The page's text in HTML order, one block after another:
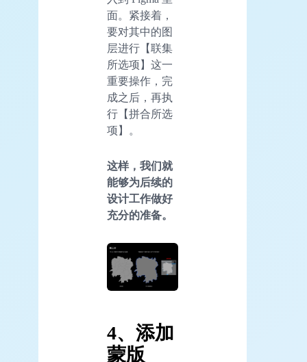
面。紧接着，
要对其中的图
层进行【联集
所选项】这一
重要操作，完
成之后，再执
行【拼合所选
项】。
这样，我们就
能够为后续的
设计工作做好
充分的准备。
4、添加
蒙版